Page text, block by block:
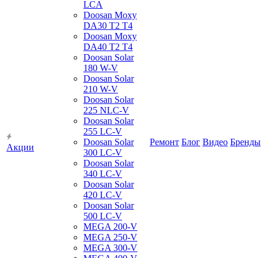
Акции
LCA
Doosan Moxy
DA30 T2 T4
Doosan Moxy
DA40 T2 T4
Doosan Solar
180 W-V
Doosan Solar
210 W-V
Doosan Solar
225 NLC-V
Doosan Solar
255 LC-V
Doosan Solar
300 LC-V
Doosan Solar
340 LC-V
Doosan Solar
420 LC-V
Doosan Solar
500 LC-V
MEGA 200-V
MEGA 250-V
MEGA 300-V
Ремонт Блог Видео Бренды